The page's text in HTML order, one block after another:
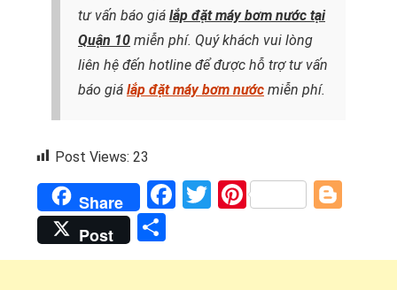
tư vấn báo giá lắp đặt máy bơm nước tại
Quận 10 miễn phí. Quý khách vui lòng
liên hệ đến hotline để được hỗ trợ tư vấn
báo giá lắp đặt máy bơm nước miễn phí.
Post Views: 23
Share Facebook
Twitter
Pinterest
Post